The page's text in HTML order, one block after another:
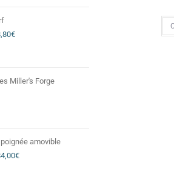
€
Miller's Forge
amovible
€